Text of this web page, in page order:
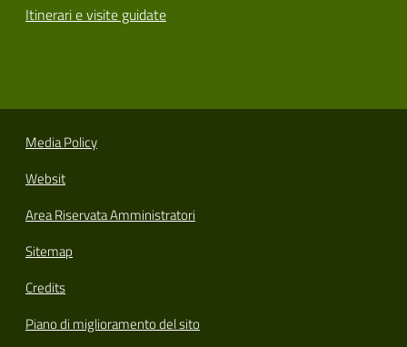
Itinerari e visite guidate
Media Policy
Websit
Area Riservata Amministratori
Sitemap
Credits
Piano di miglioramento del sito